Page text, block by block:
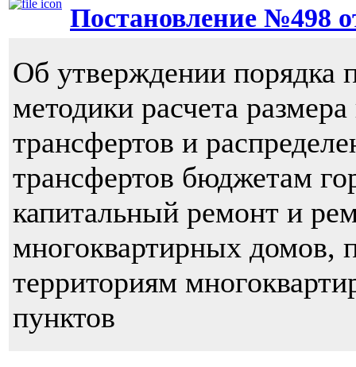
Постановление №498
Об утверждении порядка
методики расчета
трансфертов и
трансфертов бюджетам
капитальный ремонт и
многоквартирных домов,
территориям
пунктов